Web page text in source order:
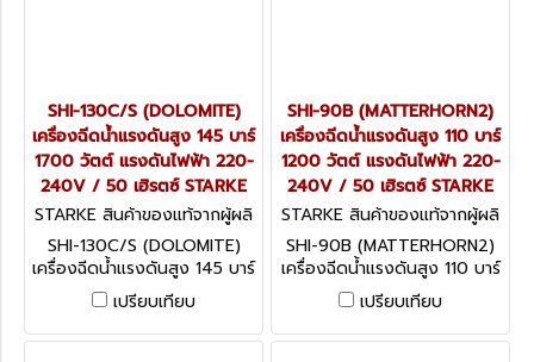
SHI-130C/S (DOLOMITE)
เครื่องฉีดน้ำแรงดันสูง 145 บาร์
1700 วัตต์ แรงดันไฟฟ้า 220-
240V / 50 เฮิรตซ์ STARKE
STARKE สินค้าของแท้จากผู้ผลิ
ต SHI-130C/S (DOLOMITE)
SHI-130C/S (DOLOMITE)
เครื่องฉีดน้ำแรงดันสูง 145 บาร์
1700 วัตต์ แรงดันไฟฟ้า 220-
240V / 50 เฮิรตซ์ STARKE
เปรียบเทียบ
SHI-90B (MATTERHORN2)
เครื่องฉีดน้ำแรงดันสูง 110 บาร์
1200 วัตต์ แรงดันไฟฟ้า 220-
240V / 50 เฮิรตซ์ STARKE
STARKE สินค้าของแท้จากผู้ผลิ
ต SHI-90B (MATTERHORN
2)
SHI-90B (MATTERHORN2)
เครื่องฉีดน้ำแรงดันสูง 110 บาร์
1200 วัตต์ แรงดันไฟฟ้า 220-
240V / 50 เฮิรตซ์ STARKE
เปรียบเทียบ